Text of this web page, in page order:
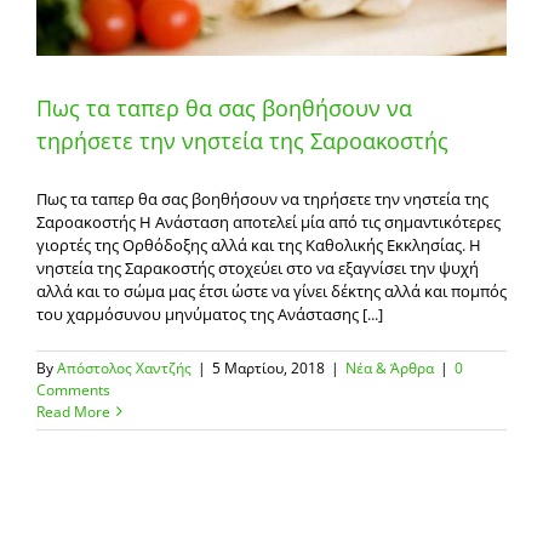
Πως τα ταπερ θα σας βοηθήσουν να
τηρήσετε την νηστεία της Σαροακοστής
Πως τα ταπερ θα σας βοηθήσουν να τηρήσετε την νηστεία της
Σαροακοστής Η Ανάσταση αποτελεί μία από τις σημαντικότερες
γιορτές της Ορθόδοξης αλλά και της Καθολικής Εκκλησίας. Η
νηστεία της Σαρακοστής στοχεύει στο να εξαγνίσει την ψυχή
αλλά και το σώμα μας έτσι ώστε να γίνει δέκτης αλλά και πομπός
του χαρμόσυνου μηνύματος της Ανάστασης [...]
ByΑπόστολος Χαντζής | 5 Μαρτίου, 2018 | Νέα & Άρθρα | 0
Comments
Read More